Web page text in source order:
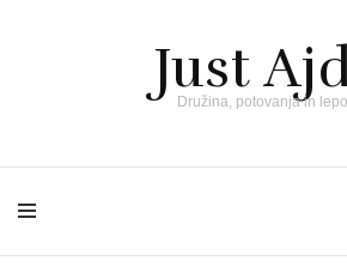
Just
Družina, potovanja in